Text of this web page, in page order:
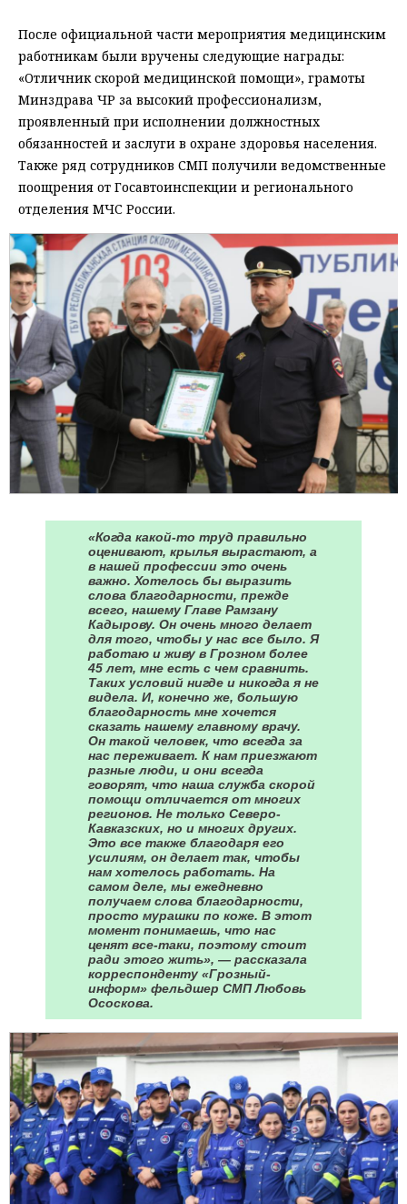
После официальной части мероприятия медицинским
работникам были вручены следующие награды:
«Отличник скорой медицинской помощи», грамоты
Минздрава ЧР за высокий профессионализм,
проявленный при исполнении должностных
обязанностей и заслуги в охране здоровья населения.
Также ряд сотрудников СМП получили ведомственные
поощрения от Госавтоинспекции и регионального
отделения МЧС России.
«Когда какой-то труд правильно
оценивают, крылья вырастают, а
в нашей профессии это очень
важно. Хотелось бы выразить
слова благодарности, прежде
всего, нашему Главе Рамзану
Кадырову. Он очень много делает
для того, чтобы у нас все было. Я
работаю и живу в Грозном более
45 лет, мне есть с чем сравнить.
Таких условий нигде и никогда я не
видела. И, конечно же, большую
благодарность мне хочется
сказать нашему главному врачу.
Он такой человек, что всегда за
нас переживает. К нам приезжают
разные люди, и они всегда
говорят, что наша служба скорой
помощи отличается от многих
регионов. Не только Северо-
Кавказских, но и многих других.
Это все также благодаря его
усилиям, он делает так, чтобы
нам хотелось работать. На
самом деле, мы ежедневно
получаем слова благодарности,
просто мурашки по коже. В этот
момент понимаешь, что нас
ценят все-таки, поэтому стоит
ради этого жить», — рассказала
корреспонденту «Грозный-
информ» фельдшер СМП Любовь
Ососкова.